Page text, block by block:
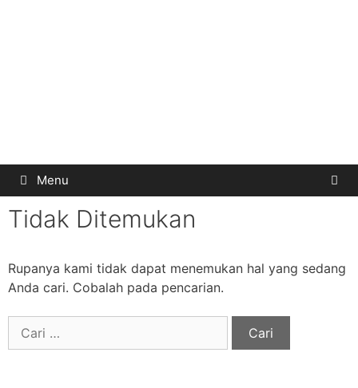
Menu
Tidak Ditemukan
Rupanya kami tidak dapat menemukan hal yang sedang
Anda cari. Cobalah pada pencarian.